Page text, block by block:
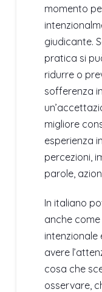
momento
giudicante.
pratica si
ridurre o
sofferenza
migliore
esperienza
percezioni,
parole,
In italiano
anche
intenzionale
avere
cosa che
osservare,